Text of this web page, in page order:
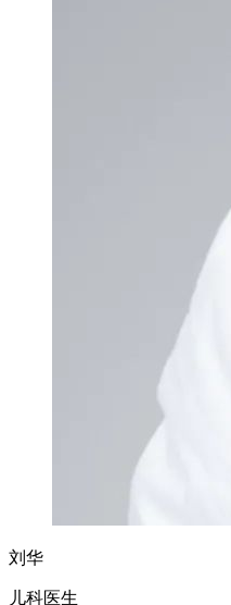
刘华
儿科医生